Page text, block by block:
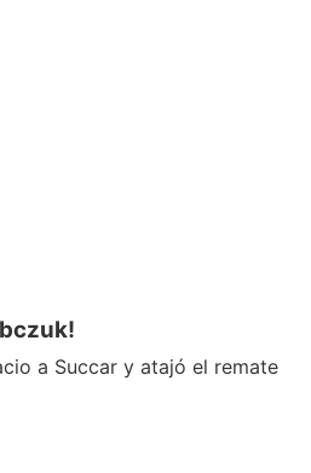
a Succar y atajó el remate